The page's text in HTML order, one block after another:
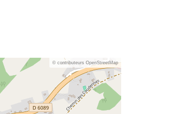
© contributeurs OpenStreetMap